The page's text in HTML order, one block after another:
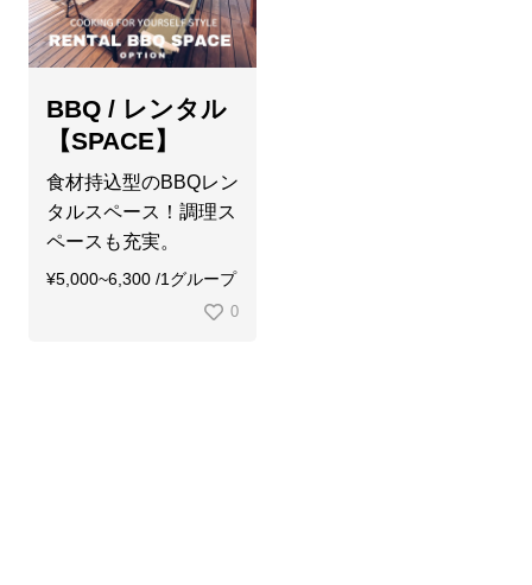
BBQ / レンタル
【SPACE】
食材持込型のBBQレン
タルスペース！調理ス
ペースも充実。
¥5,000~6,300 /1グループ
0